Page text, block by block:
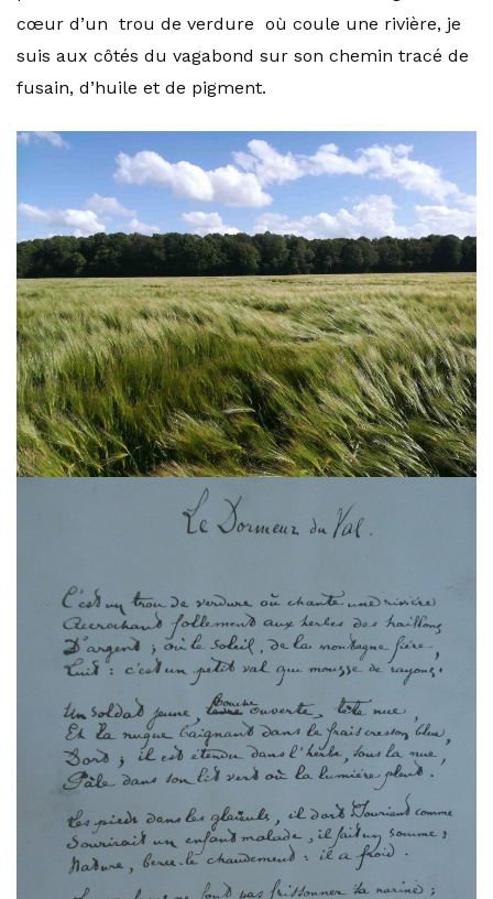
cœur d’un trou de verdure où coule une rivière, je
suis aux côtés du vagabond sur son chemin tracé de
fusain, d’huile et de pigment.